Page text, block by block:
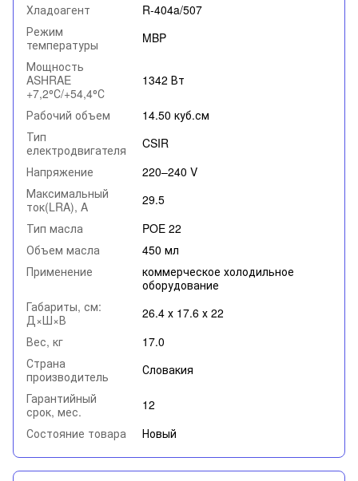
Хладоагент
R-404a/507
Режим
температуры
MBP
Мощность
ASHRAE
+7,2⁰С/+54,4⁰С
1342 Вт
Рабочий объем
14.50 куб.см
Тип
електродвигателя
CSIR
Напряжение
220–240 V
Максимальный
ток(LRA), A
29.5
Тип масла
POE 22
Объем масла
450 мл
Применение
коммерческое холодильное
оборудование
Габариты, см:
Д×Ш×В
26.4 х 17.6 х 22
Вес, кг
17.0
Страна
производитель
Словакия
Гарантийный
срок, мес.
12
Состояние товара
Новый